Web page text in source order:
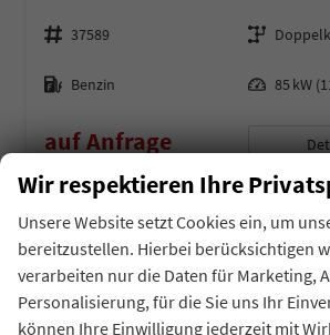
Fahrzeugnr.
37589
Getriebe
Kraftstoff
Benzin 85 kW
auf Anfrage
Verbrauch kombiniert:5,60 l/100km
CO -Emissionen:127,00 g/km
Wir respektieren Ihre
Unsere Website setzt Cookies ein, um
bereitzustellen. Hierbei berücksichtigen
verarbeiten nur die Daten für Marketing,
Personalisierung, für die Sie uns Ihr
können Ihre Einwilligung jederzeit mit